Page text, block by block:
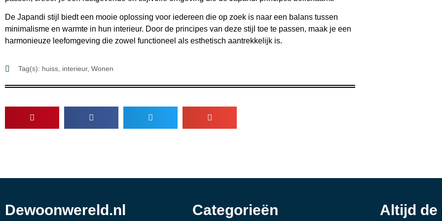
De Japandi stijl biedt een mooie oplossing voor iedereen die op zoek is naar een balans tussen
minimalisme en warmte in hun interieur. Door de principes van deze stijl toe te passen, maak je een
harmonieuze leefomgeving die zowel functioneel als esthetisch aantrekkelijk is.
Tag(s): huiss, interieur, Wonen
Dewoonwereld.nl Categorieën Altijd de